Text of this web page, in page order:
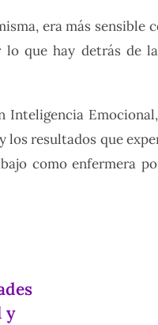
era más sensible
que hay detrás de
Inteligencia
los resultados que
como enfermera
y